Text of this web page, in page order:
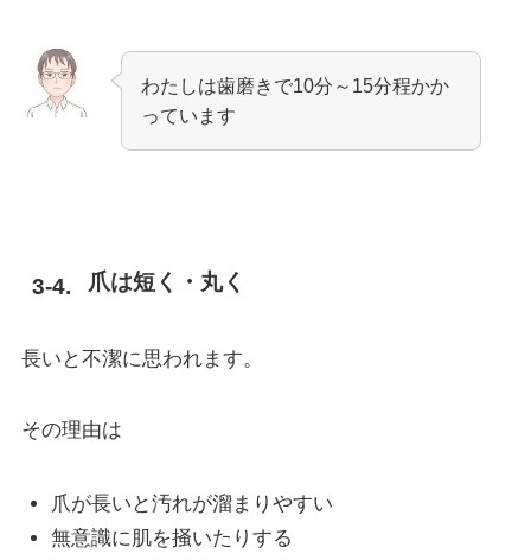
わたしは歯磨きで10分～15分程かか
っています
爪は短く・丸く
長いと不潔に思われます。
その理由は
爪が長いと汚れが溜まりやすい
無意識に肌を掻いたりする